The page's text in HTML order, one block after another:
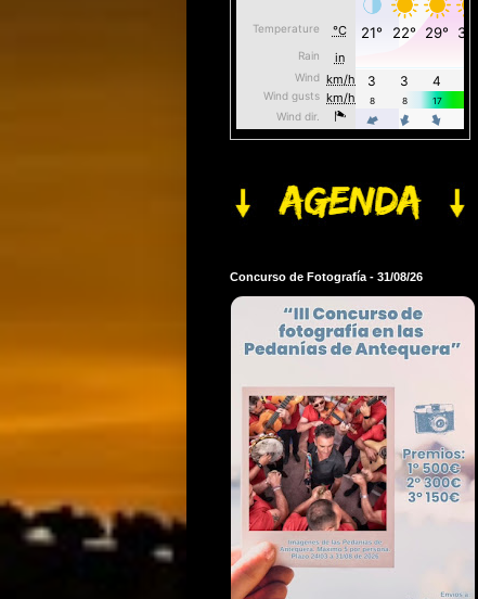
Concurso de Fotografía - 31/08/26